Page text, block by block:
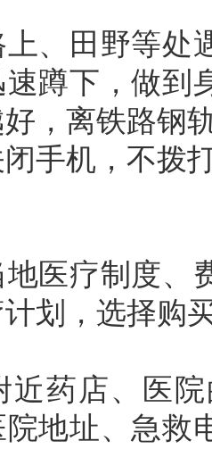
田野等处遇
蹲下，做到
，离铁路钢
机，不拨打
疗制度、费
划，选择购
店、医院
地址、急救